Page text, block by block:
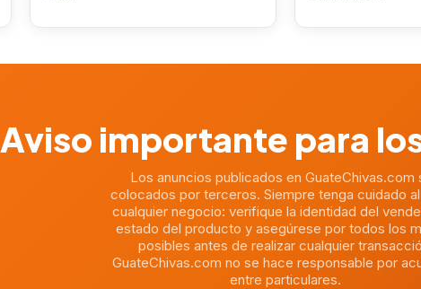
Aviso importante para
Los anuncios publicados en GuateChivas.com
colocados por terceros. Siempre tenga cuidado
cualquier negocio: verifique la identidad del
estado del producto y asegúrese por todos los
posibles antes de realizar cualquier
GuateChivas.com no se hace responsable por
entre particulares.